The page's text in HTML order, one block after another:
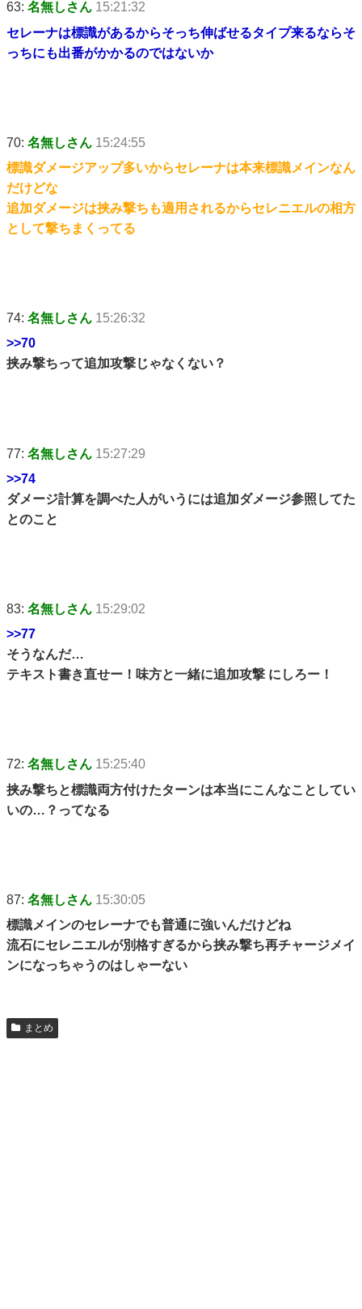
63: 名無しさん 15:21:32
セレーナは標識があるからそっち伸ばせるタイプ来るならそ
っちにも出番がかかるのではないか
70: 名無しさん 15:24:55
標識ダメージアップ多いからセレーナは本来標識メインなん
だけどな
追加ダメージは挟み撃ちも適用されるからセレニエルの相方
として撃ちまくってる
74: 名無しさん 15:26:32
>>70
挟み撃ちって追加攻撃じゃなくない？
77: 名無しさん 15:27:29
>>74
ダメージ計算を調べた人がいうには追加ダメージ参照してた
とのこと
83: 名無しさん 15:29:02
>>77
そうなんだ…
テキスト書き直せー！味方と一緒に追加攻撃 にしろー！
72: 名無しさん 15:25:40
挟み撃ちと標識両方付けたターンは本当にこんなことしてい
いの…？ってなる
87: 名無しさん 15:30:05
標識メインのセレーナでも普通に強いんだけどね
流石にセレニエルが別格すぎるから挟み撃ち再チャージメイ
ンになっちゃうのはしゃーない
まとめ